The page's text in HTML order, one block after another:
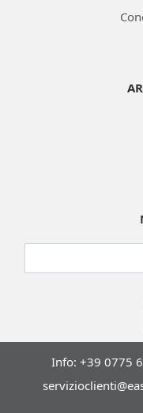
Info: +39 0775